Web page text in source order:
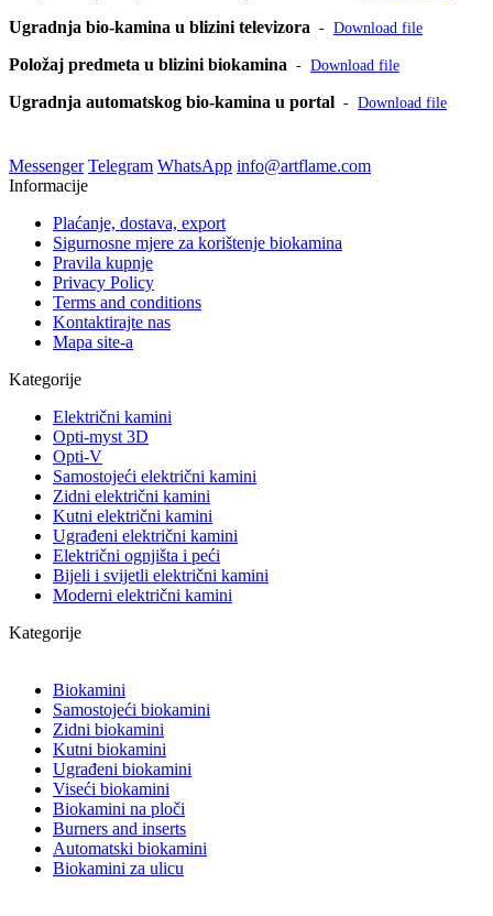
Ugradnja bio-kamina u blizini televizora - Download file
Položaj predmeta u blizini biokamina - Download file
Ugradnja automatskog bio-kamina u portal - Download file
Messenger Telegram WhatsApp info@artflame.com
Informacije
Plaćanje, dostava, export
Sigurnosne mjere za korištenje biokamina
Pravila kupnje
Privacy Policy
Terms and conditions
Kontaktirajte nas
Mapa site-a
Kategorije
Električni kamini
Opti-myst 3D
Opti-V
Samostojeći električni kamini
Zidni električni kamini
Kutni električni kamini
Ugrađeni električni kamini
Električni ognjišta i peći
Bijeli i svijetli električni kamini
Moderni električni kamini
Kategorije
Biokamini
Samostojeći biokamini
Zidni biokamini
Kutni biokamini
Ugrađeni biokamini
Viseći biokamini
Biokamini na ploči
Burners and inserts
Automatski biokamini
Biokamini za ulicu